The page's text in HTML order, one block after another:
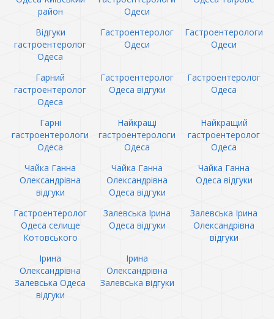
район
Одеси
Відгуки
гастроентеролог
Одеса
Гастроентеролог
Одеси
Гастроентерологи
Одеси
Гарний
гастроентеролог
Одеса
Гастроентеролог
Одеса відгуки
Гастроентеролог
Одеса
Гарні
гастроентерологи
Одеса
Найкращі
гастроентерологи
Одеса
Найкращий
гастроентеролог
Одеса
Чайка Ганна
Олександрівна
відгуки
Чайка Ганна
Олександрівна
Одеса відгуки
Чайка Ганна
Одеса відгуки
Гастроентеролог
Одеса селище
Котовського
Залевська Ірина
Одеса відгуки
Залевська Ірина
Олександрівна
відгуки
Ірина
Олександрівна
Залевська Одеса
відгуки
Ірина
Олександрівна
Залевська відгуки